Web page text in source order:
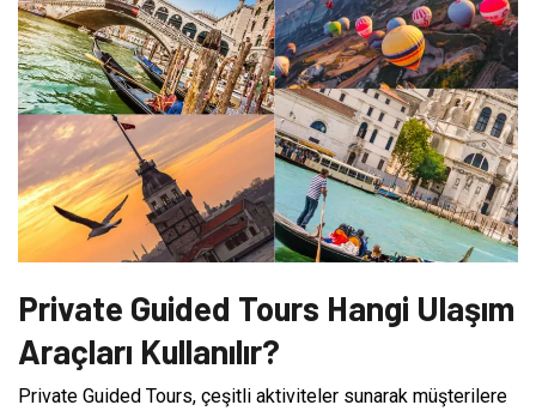
Private Guided Tours Hangi Ulaşım
Araçları Kullanılır?
Private Guided Tours, çeşitli aktiviteler sunarak müşterilere